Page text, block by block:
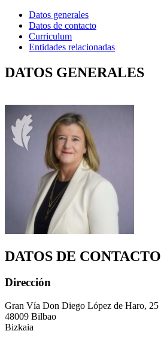
Datos generales
Datos de contacto
Curriculum
Entidades relacionadas
DATOS GENERALES
DATOS DE CONTACTO
Dirección
Gran Vía Don Diego López de Haro, 25
48009 Bilbao
Bizkaia